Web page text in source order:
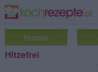
Rezepte
Hitzefrei